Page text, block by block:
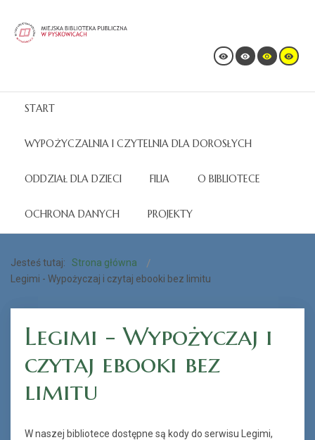
START
WYPOŻYCZALNIA I CZYTELNIA DLA DOROSŁYCH
ODDZIAŁ DLA DZIECI FILIA O BIBLIOTECE
OCHRONA DANYCH PROJEKTY
Jesteś tutaj:
Strona główna
Legimi - Wypożyczaj i czytaj ebooki bez limitu
Legimi - Wypożyczaj i
czytaj ebooki bez
limitu
W naszej bibliotece dostępne są kody do serwisu Legimi,